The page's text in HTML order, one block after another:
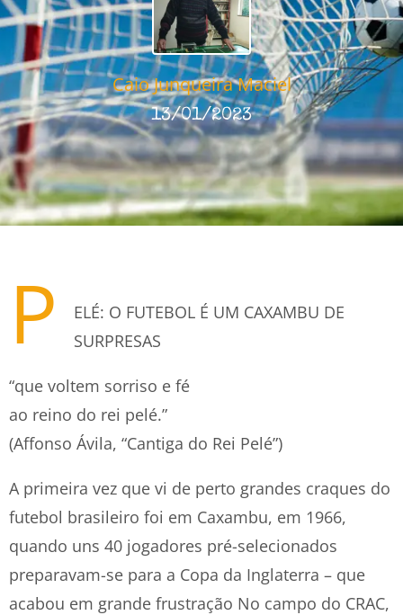
Caio Junqueira Maciel
13/01/2023
P
ELÉ: O FUTEBOL É UM CAXAMBU DE
SURPRESAS
“que voltem sorriso e fé
ao reino do rei pelé.”
(Affonso Ávila, “Cantiga do Rei Pelé”)
A primeira vez que vi de perto grandes craques do
futebol brasileiro foi em Caxambu, em 1966,
quando uns 40 jogadores pré-selecionados
preparavam-se para a Copa da Inglaterra – que
acabou em grande frustração No campo do CRAC,